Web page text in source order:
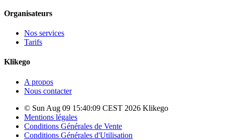
Organisateurs
Nos services
Tarifs
Klikego
A propos
Nous contacter
© Sun Aug 09 15:40:09 CEST 2026 Klikego
Mentions légales
Conditions Générales de Vente
Conditions Générales d'Utilisation